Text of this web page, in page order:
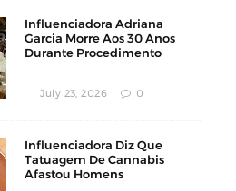
Influenciadora Adriana
Garcia Morre Aos 30 Anos
Durante Procedimento
July 23, 2026 0
Influenciadora Diz Que
Tatuagem De Cannabis
Afastou Homens